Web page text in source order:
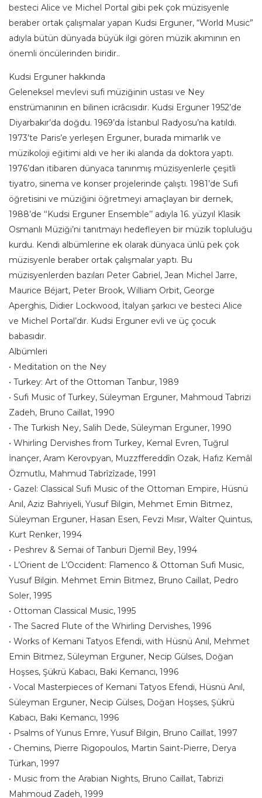
besteci Alice ve Michel Portal gibi pek çok müzisyenle
beraber ortak çalışmalar yapan Kudsi Erguner, “World Music”
adıyla bütün dünyada büyük ilgi gören müzik akımının en
önemli öncülerinden biridir..
Kudsi Erguner hakkında
Geleneksel mevlevi sufi müziğinin ustası ve Ney
enstrümanının en bilinen icrâcısıdır. Kudsi Erguner 1952’de
Diyarbakır’da doğdu. 1969’da İstanbul Radyosu’na katıldı.
1973’te Paris’e yerleşen Erguner, burada mimarlık ve
müzikoloji eğitimi aldı ve her iki alanda da doktora yaptı.
1976’dan itibaren dünyaca tanınmış müzisyenlerle çeşitli
tiyatro, sinema ve konser projelerinde çalıştı. 1981’de Sufi
öğretisini ve müziğini öğretmeyi amaçlayan bir dernek,
1988’de ‘‘Kudsi Erguner Ensemble’’ adıyla 16. yüzyıl Klasik
Osmanlı Müziği’ni tanıtmayı hedefleyen bir müzik topluluğu
kurdu. Kendi albümlerine ek olarak dünyaca ünlü pek çok
müzisyenle beraber ortak çalışmalar yaptı. Bu
müzisyenlerden bazıları Peter Gabriel, Jean Michel Jarre,
Maurice Béjart, Peter Brook, William Orbit, George
Aperghis, Didier Lockwood, İtalyan şarkıcı ve besteci Alice
ve Michel Portal’dır. Kudsi Erguner evli ve üç çocuk
babasıdır.
Albümleri
• Meditation on the Ney
• Turkey: Art of the Ottoman Tanbur, 1989
• Sufi Music of Turkey, Süleyman Erguner, Mahmoud Tabrizi
Zadeh, Bruno Caillat, 1990
• The Turkish Ney, Salih Dede, Süleyman Erguner, 1990
• Whirling Dervishes from Turkey, Kemal Evren, Tuğrul
İnançer, Aram Kerovpyan, Muzzffereddîn Ozak, Hafız Kemâl
Özmutlu, Mahmud Tabrîzîzade, 1991
• Gazel: Classical Sufi Music of the Ottoman Empire, Hüsnü
Anıl, Aziz Bahriyeli, Yusuf Bilgin, Mehmet Emin Bitmez,
Süleyman Erguner, Hasan Esen, Fevzi Mısır, Walter Quintus,
Kurt Renker, 1994
• Peshrev & Semai of Tanburi Djemil Bey, 1994
• L’Orient de L’Occident: Flamenco & Ottoman Sufi Music,
Yusuf Bilgin. Mehmet Emin Bitmez, Bruno Caillat, Pedro
Soler, 1995
• Ottoman Classical Music, 1995
• The Sacred Flute of the Whirling Dervishes, 1996
• Works of Kemani Tatyos Efendi, with Hüsnü Anıl, Mehmet
Emin Bitmez, Süleyman Erguner, Necip Gülses, Doğan
Hoşses, Şükrü Kabacı, Baki Kemancı, 1996
• Vocal Masterpieces of Kemani Tatyos Efendi, Hüsnü Anıl,
Süleyman Erguner, Necip Gülses, Doğan Hoşses, Şükrü
Kabacı, Baki Kemancı, 1996
• Psalms of Yunus Emre, Yusuf Bilgin, Bruno Caillat, 1997
• Chemins, Pierre Rigopoulos, Martin Saint-Pierre, Derya
Türkan, 1997
• Music from the Arabian Nights, Bruno Caillat, Tabrizi
Mahmoud Zadeh, 1999